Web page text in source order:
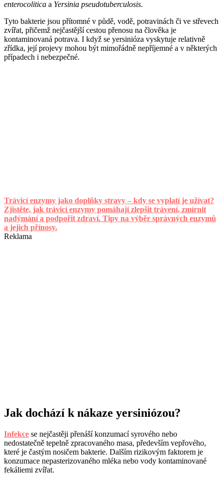
enterocolitica a Yersinia pseudotuberculosis.
Tyto bakterie jsou přítomné v půdě, vodě, potravinách či ve střevech
zvířat, přičemž nejčastější cestou přenosu na člověka je
kontaminovaná potrava. I když se yersinióza vyskytuje relativně
zřídka, její projevy mohou být mimořádně nepříjemné a v některých
případech i nebezpečné.
Trávicí enzymy jako doplňky stravy – kdy se vyplatí je užívat?
Zjistěte, jak trávicí enzymy pomáhají zlepšit trávení, zmírnit
nadýmání a podpořit zdraví. Tipy na výběr správných enzymů
a jejich přínosy.
Reklama
Jak dochází k nákaze yersiniózou?
Infekce se nejčastěji přenáší konzumací syrového nebo
nedostatečně tepelně zpracovaného masa, především vepřového,
které je častým nosičem bakterie. Dalším rizikovým faktorem je
konzumace nepasterizovaného mléka nebo vody kontaminované
fekáliemi zvířat.